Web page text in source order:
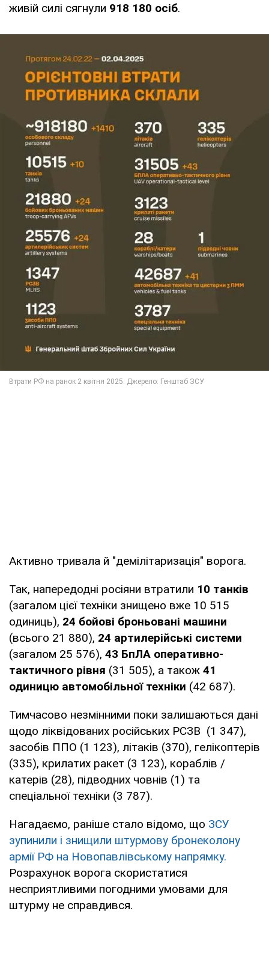
живій силі сягнули 918 180 осіб.
Активно тривала й "демілітаризація" ворога.
Так, напередодні росіяни втратили 10 танків
(загалом цієї техніки знищено вже 10 515
одиниць), 24 бойові броньовані машини
(всього 21 880), 24 артилерійські системи
(загалом 25 576), 43 БпЛА оперативно-
тактичного рівня (31 505), а також 41
одиницю автомобільної техніки (42 687).
Тимчасово незмінними поки залишаються дані
щодо ліквідованих російських РСЗВ (1 347),
засобів ППО (1 123), літаків (370), гелікоптерів
(335), крилатих ракет (3 123), кораблів /
катерів (28), підводних човнів (1) та
спеціальної техніки (3 787).
Нагадаємо, раніше стало відомо, що ЗСУ
зупинили і знищили штурмову бронеколону
армії РФ на Новопавлівському напрямку.
Розрахунок ворога скористатися
несприятливими погодними умовами для
штурму не справдився.